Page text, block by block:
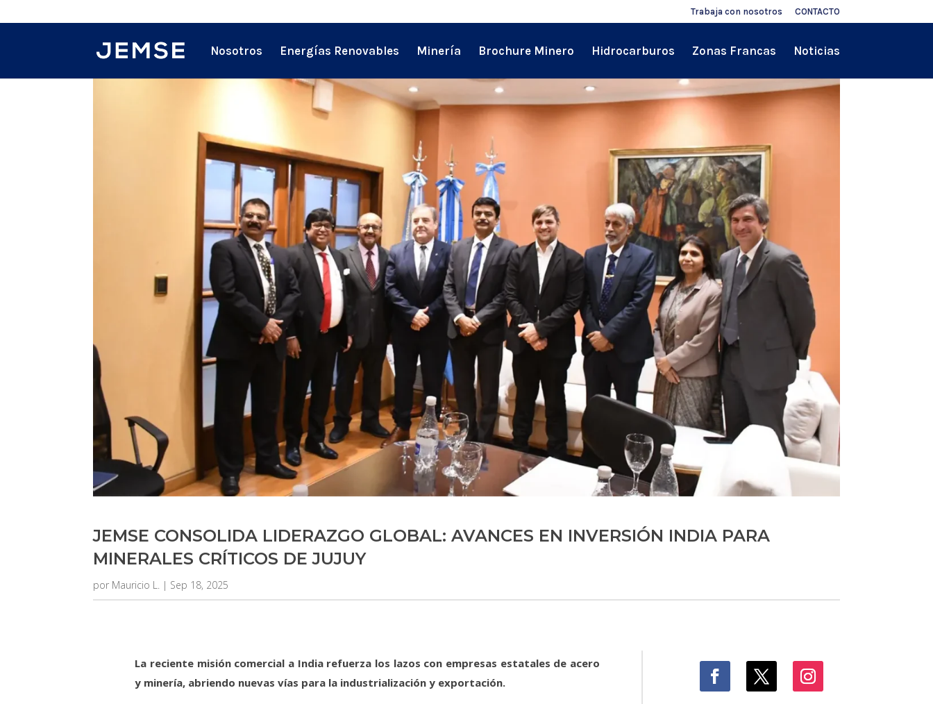
Trabaja con nosotros CONTACTO
Nosotros Energías Renovables Minería Brochure Minero Hidrocarburos Zonas Francas Noticias
JEMSE CONSOLIDA LIDERAZGO GLOBAL: AVANCES EN INVERSIÓN INDIA PARA
MINERALES CRÍTICOS DE JUJUY
por Mauricio L. | Sep 18, 2025
La reciente misión comercial a India refuerza los lazos con empresas estatales de acero
y minería, abriendo nuevas vías para la industrialización y exportación.